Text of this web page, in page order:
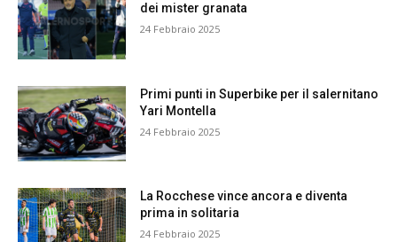
dei mister granata
24 Febbraio 2025
Primi punti in Superbike per il salernitano
Yari Montella
24 Febbraio 2025
La Rocchese vince ancora e diventa
prima in solitaria
24 Febbraio 2025